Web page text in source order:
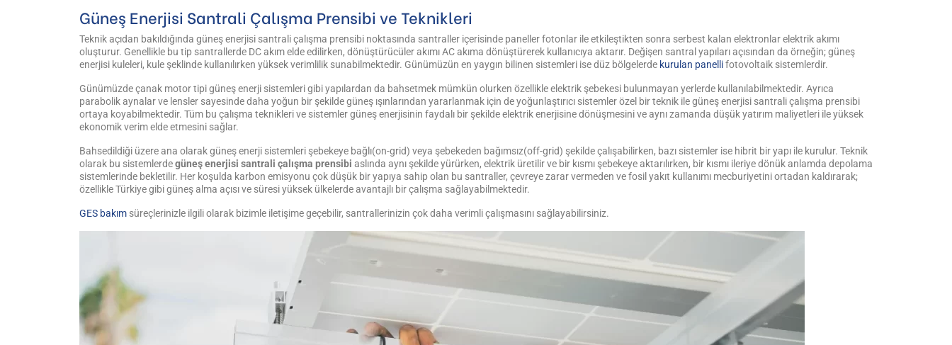
Güneş Enerjisi Santrali Çalışma Prensibi ve Teknikleri
Teknik açıdan bakıldığında güneş enerjisi santrali çalışma prensibi noktasında santraller içerisinde paneller fotonlar ile etkileştikten sonra serbest kalan elektronlar elektrik akımı
oluşturur. Genellikle bu tip santrallerde DC akım elde edilirken, dönüştürücüler akımı AC akıma dönüştürerek kullanıcıya aktarır. Değişen santral yapıları açısından da örneğin; güneş
enerjisi kuleleri, kule şeklinde kullanılırken yüksek verimlilik sunabilmektedir. Günümüzün en yaygın bilinen sistemleri ise düz bölgelerde kurulan panellifotovoltaik sistemlerdir.
Günümüzde çanak motor tipi güneş enerji sistemleri gibi yapılardan da bahsetmek mümkün olurken özellikle elektrik şebekesi bulunmayan yerlerde kullanılabilmektedir. Ayrıca
parabolik aynalar ve lensler sayesinde daha yoğun bir şekilde güneş ışınlarından yararlanmak için de yoğunlaştırıcı sistemler özel bir teknik ile güneş enerjisi santrali çalışma prensibi
ortaya koyabilmektedir. Tüm bu çalışma teknikleri ve sistemler güneş enerjisinin faydalı bir şekilde elektrik enerjisine dönüşmesini ve aynı zamanda düşük yatırım maliyetleri ile yüksek
ekonomik verim elde etmesini sağlar.
Bahsedildiği üzere ana olarak güneş enerji sistemleri şebekeye bağlı(on-grid) veya şebekeden bağımsız(off-grid) şekilde çalışabilirken, bazı sistemler ise hibrit bir yapı ile kurulur. Teknik
olarak bu sistemlerdegüneş enerjisi santrali çalışma prensibi aslında aynı şekilde yürürken, elektrik üretilir ve bir kısmı şebekeye aktarılırken, bir kısmı ileriye dönük anlamda depolama
sistemlerinde bekletilir. Her koşulda karbon emisyonu çok düşük bir yapıya sahip olan bu santraller, çevreye zarar vermeden ve fosil yakıt kullanımı mecburiyetini ortadan kaldırarak;
özellikle Türkiye gibi güneş alma açısı ve süresi yüksek ülkelerde avantajlı bir çalışma sağlayabilmektedir.
GES bakım süreçlerinizle ilgili olarak bizimle iletişime geçebilir, santrallerinizin çok daha verimli çalışmasını sağlayabilirsiniz.